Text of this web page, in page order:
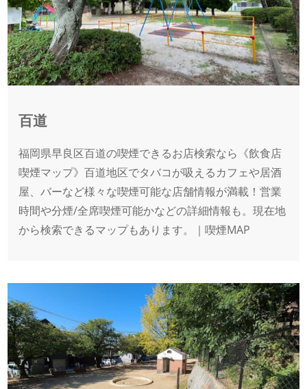
百道
福岡県早良区百道の喫煙できるお店検索なら《飲食店
喫煙マップ》百道地区でタバコが吸えるカフェや居酒
屋、バーなど様々な喫煙可能な店舗情報が満載！営業
時間や分煙/全席喫煙可能かなどの詳細情報も。現在地
から検索できるマップもあります。｜喫煙MAP